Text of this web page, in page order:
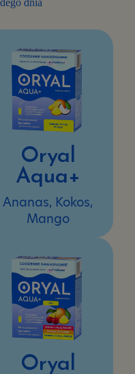
dnia
Oryal
Aqua+
Ananas, Kokos,
Mango
Oryal